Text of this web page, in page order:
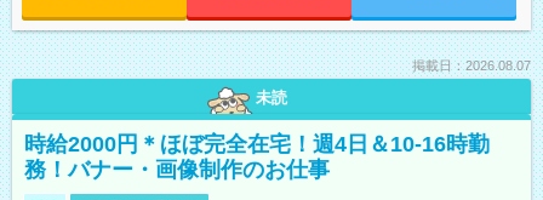
掲載日：2026.08.07
未読
時給2000円＊ほぼ完全在宅！週4日＆10-16時勤
務！バナー・画像制作のお仕事